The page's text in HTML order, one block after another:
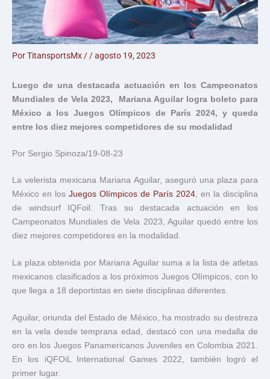
PorTitansportsMx / /agosto 19, 2023
Luego de una destacada actuación en los Campeonatos
Mundiales de Vela 2023, Mariana Aguilar logra boleto para
México a los Juegos Olímpicos de París 2024, y queda
entre los diez mejores competidores de su modalidad
Por Sergio Spinoza/19-08-23
La velerista mexicana Mariana Aguilar, aseguró una plaza para
México en los Juegos Olímpicos de París 2024, en la disciplina
de windsurf IQFoil. Tras su destacada actuación en los
Campeonatos Mundiales de Vela 2023, Aguilar quedó entre los
diez mejores competidores en la modalidad.
La plaza obtenida por Mariana Aguilar suma a la lista de atletas
mexicanos clasificados a los próximos Juegos Olímpicos, con lo
que llega a 18 deportistas en siete disciplinas diferentes.
Aguilar, oriunda del Estado de México, ha mostrado su destreza
en la vela desde temprana edad, destacó con una medalla de
oro en los Juegos Panamericanos Juveniles en Colombia 2021.
En los iQFOiL International Games 2022, también logró el
primer lugar.